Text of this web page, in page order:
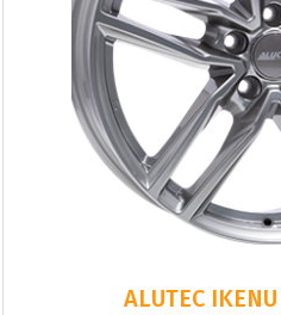
ALUTEC